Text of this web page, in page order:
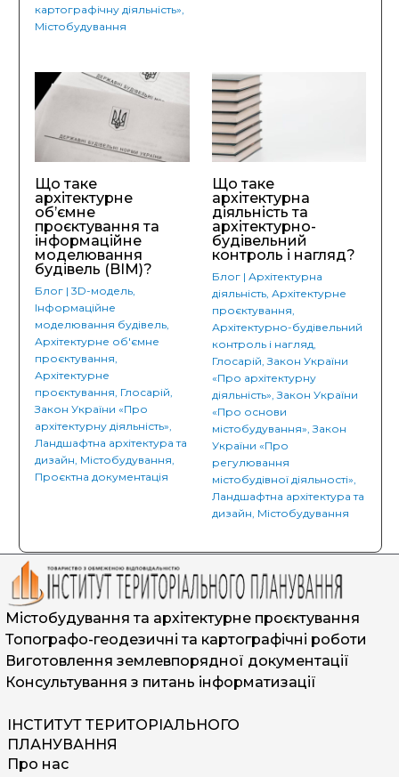
картографічну діяльність»
Містобудування
Що таке
архітектурне
об’ємне
проєктування та
інформаційне
моделювання
будівель (BIM)?
Блог | 3D-модель,
Інформаційне
моделювання будівель,
Архітектурне об'ємне
проєктування,
Архітектурне
проєктування, Глосарій,
Закон України «Про
архітектурну діяльність»,
Ландшафтна архітектура та
дизайн, Містобудування,
Проєктна документація
Що таке
архітектурна
діяльність та
архітектурно-
будівельний
контроль і нагляд?
Блог| Архітектурна
діяльність, Архітектурне
проєктування,
Архітектурно-будівельний
контроль і нагляд,
Глосарій,Закон України
«Про архітектурну
діяльність»,Закон України
«Про основи
містобудування»,Закон
України «Про
регулювання
містобудівної діяльності»,
Ландшафтна архітектура та
дизайн, Містобудування
Містобудування та архітектурне проєктування
Топографо-геодезичні та картографічні роботи
Виготовлення землевпорядної документації
Консультування з питань інформатизації
ІНСТИТУТ ТЕРИТОРІАЛЬНОГО
ПЛАНУВАННЯ
Про нас